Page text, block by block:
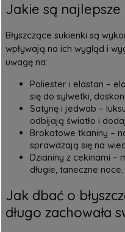
Jakie są najlepsze
Błyszczące sukienki są
wpływają na ich wygląd i
uwagę na:
Poliester i elastan –
się do sylwetki,
Satynę i jedwab –
odbijają światło i
Brokatowe tkaniny –
sprawdzają się na
Dzianiny z cekinami –
długie, taneczne noce.
Jak dbać o
długo zachowała